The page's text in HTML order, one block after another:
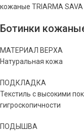
кожаные TRIARMA SAVA
Ботинки
МАТЕРИАЛ ВЕРХА
Натуральная кожа
ПОДКЛАДКА
Текстиль с высокими
гигроскопичности
ПОДЫШВА